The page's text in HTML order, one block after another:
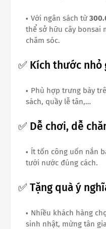
Với ngân sách từ
thể sở hữu cây bonsai
chăm sóc.
✅ Kích thước nhỏ
Phù hợp trưng bày
sách, quầy lễ tân,…
✅ Dễ chơi, dễ
Ít tốn công uốn nắn
tưới nước đúng cách.
✅ Tặng quà ý
Nhiều khách hàng
sinh nhật, mừng tân